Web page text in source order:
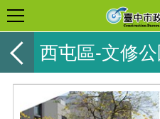
西屯區-文修